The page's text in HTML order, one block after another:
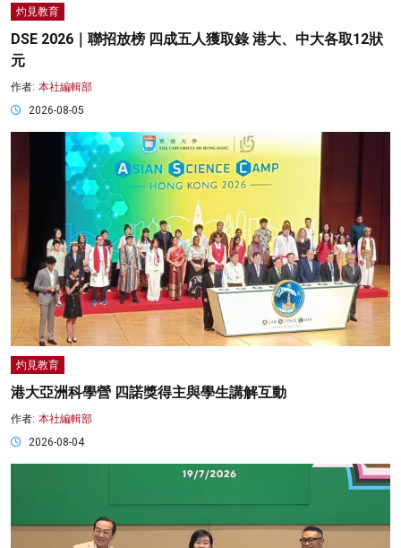
灼見教育
DSE 2026｜聯招放榜 四成五人獲取錄 港大、中大各取12狀
元
作者: 本社編輯部
2026-08-05
灼見教育
港大亞洲科學營 四諾獎得主與學生講解互動
作者: 本社編輯部
2026-08-04